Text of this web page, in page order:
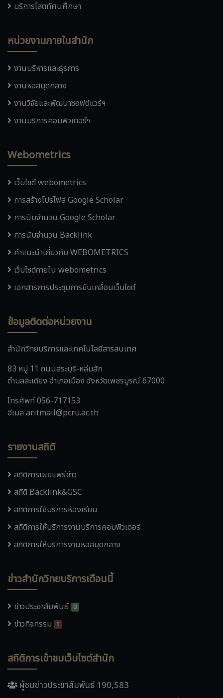
บริการโสตทัศนศึกษา
หน่วยงานภายในสำนัก
งานบริหารและธุรการ
งานหอสมุดกลาง
งานวิจัยและพัฒนาซอฟต์แวร์ฯ
งานบริการคอมพิวเตอร์ฯ
Webometrics
เว็บไซต์ webometrics
การสร้างโปรไฟล์ Google Scholar
การนับจำนวน Google Scholar
การนับจำนวน Backlink
คำแนะนำเกี่ยวกับ WEBOMETRICS
เว็บไซต์ภายใน webometrics
เอกสารการประชุมการขับเคลื่อนเว็บไซต์
ข้อมูลติดต่อหน่วยงาน
สำนักวิทยบริการและเทคโนโลยีสารสนเทศ
83 หมู่ 11 ถนนสระบุรี-หล่มสัก
ตำบลสะเดียง อำเภอเมือง จังหวัดเพชรบูรณ์ 67000
โทรศัพท์ 056-717153
อีเมล aritmail@pcru.ac.th
รายงานสถิติ
สถิติการเผยแพร่ข่าว
สถิติ Backlink&GSC
สถิติการใช้บริการห้องเรียน
สถิติการให้บริการงานบริการคอมพิวเตอร์
สถิติการให้บริการงานหอสมุดกลาง
ข่าวสำนักวิทยบริการเดือนนี้
ข่าวประชาสัมพันธ์ 0
ข่าวกิจกรรม 1
สถิติการเข้าชมเว็บไซต์สำนัก
ผู้ชมข่าวประชาสัมพันธ์ 190,583